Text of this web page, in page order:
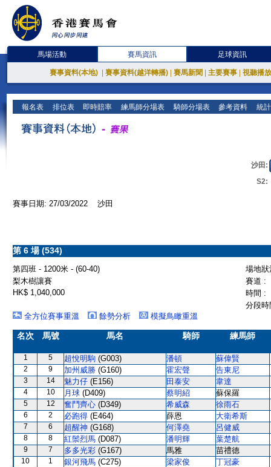
馬場活動 賽馬資訊 足球資訊
賽事資料(本地) 賽事資料(越洋轉播) 賽馬新聞 主要賽事 視聽播
報名表 排位表 即時賠率 練馬師分場表 騎師分場表 參考資料 統
沙田:
S2:
賽事日期: 27/03/2022 沙田
第 6 場 (534)
第四班 - 1200米 - (60-40)
場地
梨木樹讓賽
賽道 :
HK$ 1,040,000
時間 :
分段
全方位賽事重溫
餘勢分析 模擬鳥瞰重溫
名次 馬號 馬名 騎師 練馬師
1 5 超悅明駒 (G003) 潘頓 蘇偉賢
2 9 加州威勝 (G160) 霍宏聲 告東尼
3 14 魅力仔 (E156) 田泰安 韋達
4 10 月球 (D409) 蔡明紹 蘇保羅
5 12 奮鬥齊心 (D349) 希威森 徐雨石
6 2 必跑得 (E464) 薛恩 大衛希斯
7 6 超醒神 (G168) 何澤堯 呂健威
8 8 紅鬃烈馬 (D087) 潘明輝 葉楚航
9 7 多多光彩 (G167) 馬雅 苗禮德
10 1 銀河飛馬 (C275) 梁家俊 丁冠豪